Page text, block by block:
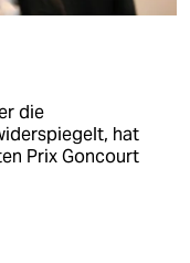
die
hat
Prix Goncourt